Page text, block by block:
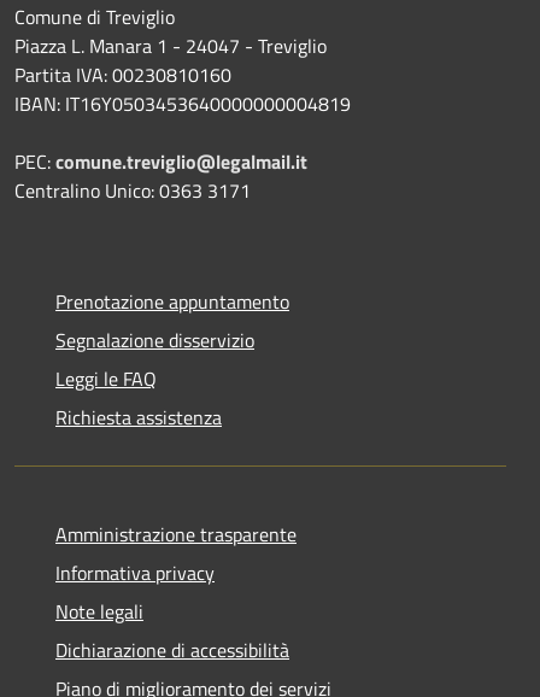
Comune di Treviglio
Piazza L. Manara 1 - 24047 - Treviglio
Partita IVA: 00230810160
IBAN: IT16Y0503453640000000004819
PEC:comune.treviglio@legalmail.it
Centralino Unico: 0363 3171
Prenotazione appuntamento
Segnalazione disservizio
Leggi le FAQ
Richiesta assistenza
Amministrazione trasparente
Informativa privacy
Note legali
Dichiarazione di accessibilità
Piano di miglioramento dei servizi